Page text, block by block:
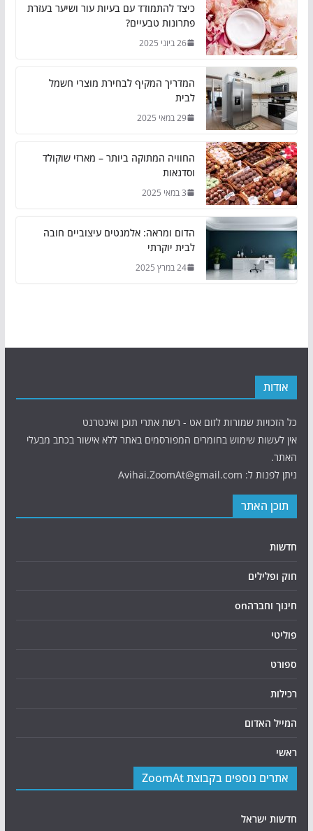
כיצד להתמודד עם בעיות עור ושיער בעזרת
פתרונות טבעיים?
26 ביוני 2025
המדריך המקיף לבחירת מוצרי חשמל
לבית
29 במאי 2025
החוויה המתוקה ביותר – מארזי שוקולד
וסדנאות
3 במאי 2025
הדום ומראה: אלמנטים עיצוביים חובה
לבית יוקרתי
24 במרץ 2025
אודות
כל הזכויות שמורות לזום אט - רשת אתרי תוכן ואינטרנט
אין לעשות שימוש בחומרים המפורסמים באתר ללא אישור בכתב מבעלי
האתר.
ניתן לפנות ל: Avihai.ZoomAt@gmail.com
תוכן האתר
חדשות
חוק ופלילים
חינוך וחברהon
פוליטי
ספורט
רכילות
המייל האדום
ראשי
אתרים נוספים בקבוצת ZoomAt
חדשות ישראל